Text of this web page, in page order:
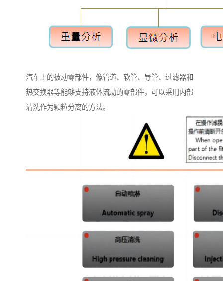
汽车上的被动零部件，像管道、软管、导管、过滤器和
热交换器等能够支持液体流动的零部件，可以采用内部
清洗作为颗粒分离的方法。